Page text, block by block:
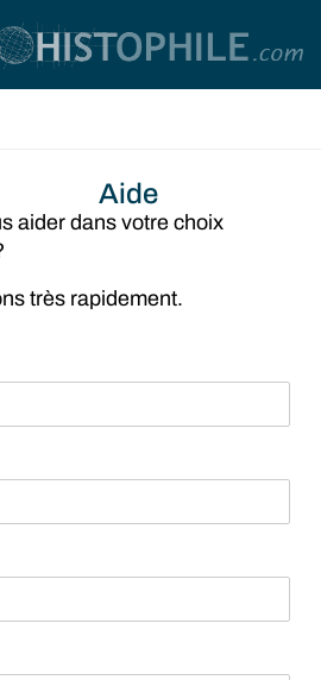
Aide
aider dans votre choix
très rapidement.